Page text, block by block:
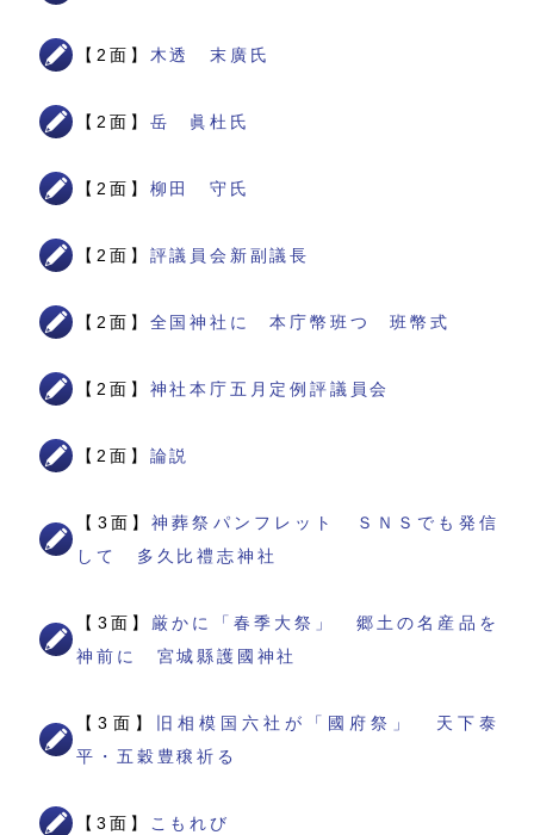
【2面】 木透 末廣氏
【2面】 岳 眞杜氏
【2面】 柳田 守氏
【2面】 評議員会新副議長
【2面】 全国神社に 本庁幣班つ 班幣式
【2面】 神社本庁五月定例評議員会
【2面】 論説
【3面】神葬祭パンフレット ＳＮＳでも発信
して 多久比禮志神社
【3面】 厳かに「春季大祭」 郷土の名産品を
神前に 宮城縣護國神社
【3面】
旧相模国六社が「國府祭」 天下泰
平・五穀豊穣祈る
【3面】 こもれび